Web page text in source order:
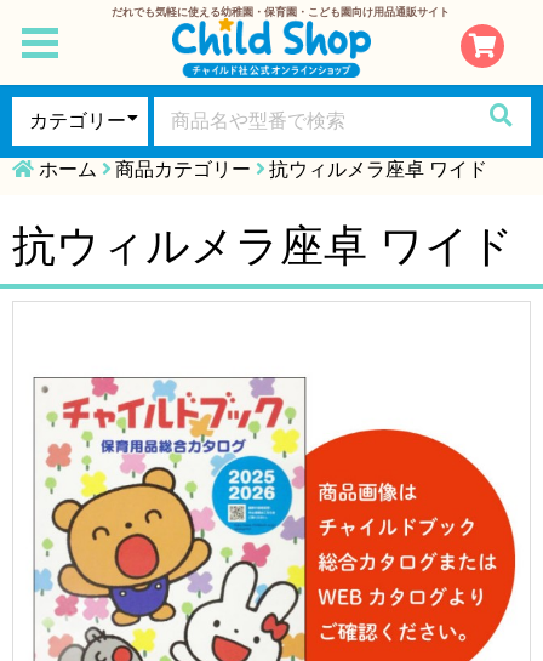
だれでも気軽に使える幼稚園・保育園・こども園向け用品通販サイト
toggle
navigation
ホーム 商品カテゴリー 抗ウィルメラ座卓 ワイド
抗ウィルメラ座卓 ワイド